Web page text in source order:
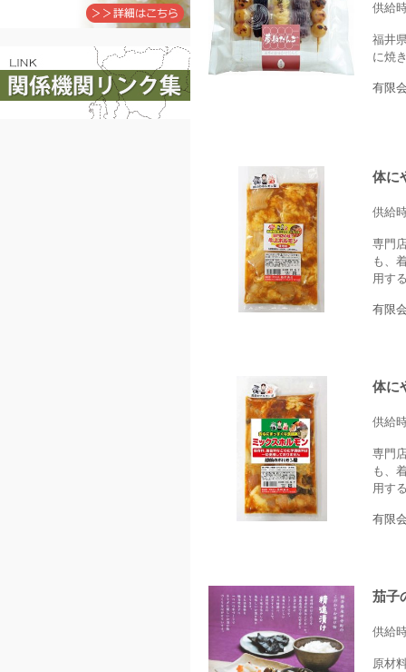
供給
福井
に焼
有限
体に
供給
専門
も、
用す
有限
体に
供給
専門
も、
用す
有限
茄子
供給
原材